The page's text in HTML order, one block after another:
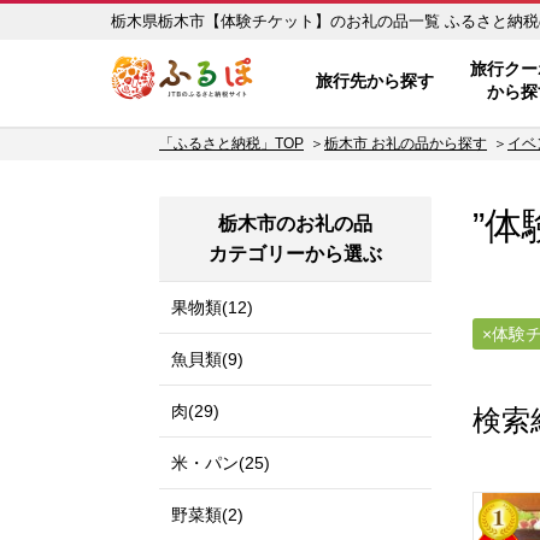
栃木県栃木市【体
旅行先から探す
旅行ク
から
「ふるさと納税」TOP 栃木市 お礼の品から探す イ
”体
体験
検索
栃木市のお礼の品
カテゴリーから選ぶ
果物類(12)
魚貝類(9)
肉(29)
米・パン(25)
野菜類(2)